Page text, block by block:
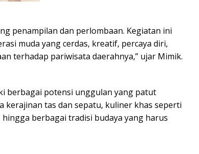
penampilan dan perlombaan. Kegiatan ini
muda yang cerdas, kreatif, percaya diri,
terhadap pariwisata daerahnya,” ujar Mimik.
berbagai potensi unggulan yang patut
kerajinan tas dan sepatu, kuliner khas seperti
berbagai tradisi budaya yang harus